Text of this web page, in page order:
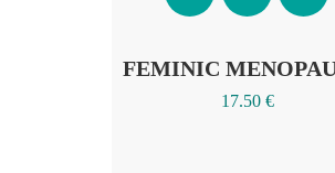
FEMINIC
17.50 €